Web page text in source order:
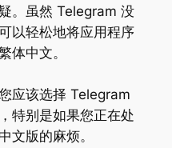
。虽然 Telegram 没
以轻松地将应用程序
体中文。
应该选择 Telegram
特别是如果您正在处
文版的麻烦。